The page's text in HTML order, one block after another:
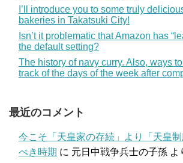
I’ll introduce you to some truly
bakeries in Takatsuki City!
Isn’t it problematic that Amazon has
the default setting?
The history of navy curry. Also, ways
track of the days of the week after
最近のコメント
今こそ「天皇家の存続」より「天皇
べき時期 に 元日中戦争兵士の子孫 よ